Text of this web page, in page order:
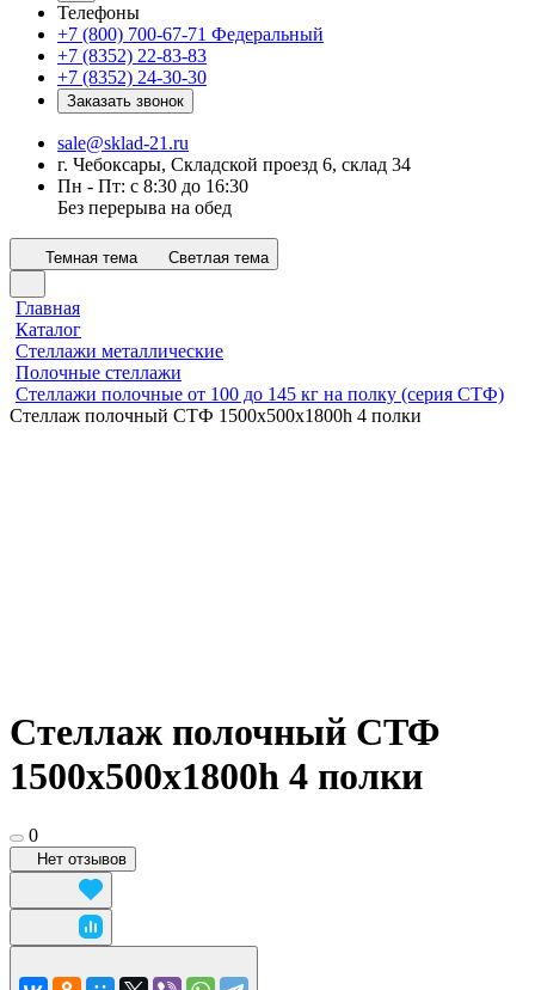
Телефоны
+7 (800) 700-67-71 Федеральный
+7 (8352) 22-83-83
+7 (8352) 24-30-30
Заказать звонок
sale@sklad-21.ru
г. Чебоксары, Складской проезд 6, склад 34
Пн - Пт: с 8:30 до 16:30
Без перерыва на обед
Темная тема Светлая тема
Главная
Каталог
Стеллажи металлические
Полочные стеллажи
Стеллажи полочные от 100 до 145 кг на полку (серия СТФ)
Стеллаж полочный СТФ 1500х500x1800h 4 полки
Стеллаж полочный СТФ
1500х500x1800h 4 полки
0
Нет отзывов